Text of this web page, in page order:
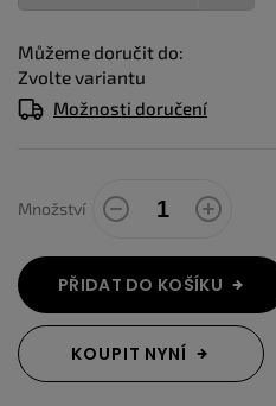
Můžeme doručit do:
Zvolte variantu
Možnosti doručení
Množství
PŘIDAT DO KOŠÍKU
KOUPIT NYNÍ